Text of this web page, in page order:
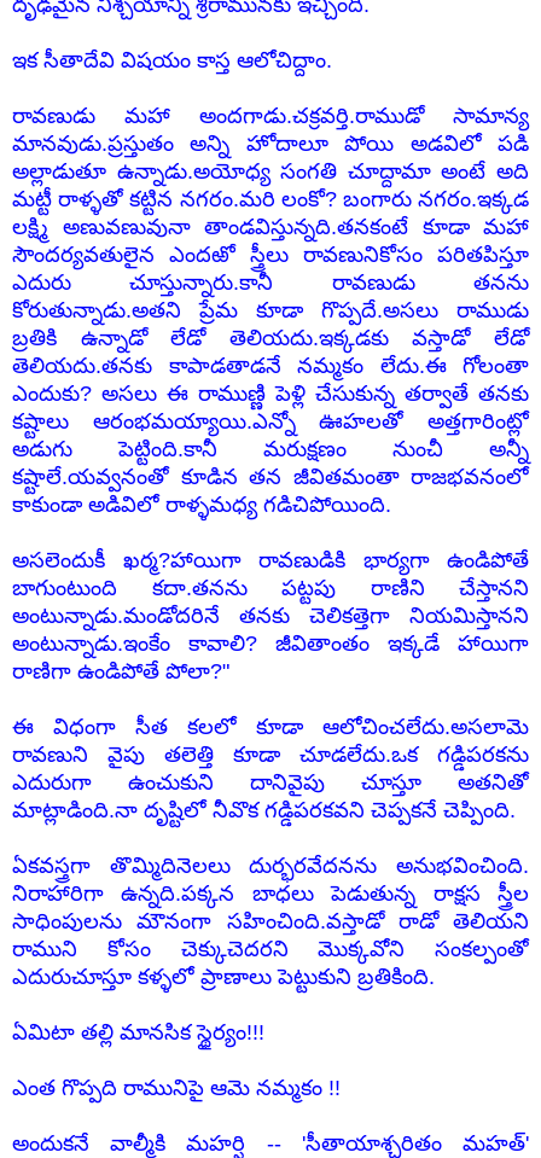
దృఢమైన నిశ్చయాన్ని శ్రీరామునకు ఇచ్చింది.
ఇక సీతాదేవి విషయం కాస్త ఆలోచిద్దాం.
రావణుడు మహా అందగాడు.చక్రవర్తి.రాముడో సామాన్య
మానవుడు.ప్రస్తుతం అన్ని హోదాలూ పోయి అడవిలో పడి
అల్లాడుతూ ఉన్నాడు.అయోధ్య సంగతి చూద్దామా అంటే అది
మట్టీ రాళ్ళతో కట్టిన నగరం.మరి లంకో? బంగారు నగరం.ఇక్కడ
లక్ష్మి అణువణువునా తాండవిస్తున్నది.తనకంటే కూడా మహా
సౌందర్యవతులైన ఎందఱో స్త్రీలు రావణునికోసం పరితపిస్తూ
ఎదురు చూస్తున్నారు.కానీ రావణుడు తనను
కోరుతున్నాడు.అతని ప్రేమ కూడా గొప్పదే.అసలు రాముడు
బ్రతికి ఉన్నాడో లేడో తెలియదు.ఇక్కడకు వస్తాడో లేడో
తెలియదు.తనకు కాపాడతాడనే నమ్మకం లేదు.ఈ గోలంతా
ఎందుకు? అసలు ఈ రాముణ్ణి పెళ్లి చేసుకున్న తర్వాతే తనకు
కష్టాలు ఆరంభమయ్యాయి.ఎన్నో ఊహలతో అత్తగారింట్లో
అడుగు పెట్టింది.కానీ మరుక్షణం నుంచీ అన్నీ
కష్టాలే.యవ్వనంతో కూడిన తన జీవితమంతా రాజభవనంలో
కాకుండా అడివిలో రాళ్ళమధ్య గడిచిపోయింది.
అసలెందుకీ ఖర్మ?హాయిగా రావణుడికి భార్యగా ఉండిపోతే
బాగుంటుంది కదా.తనను పట్టపు రాణిని చేస్తానని
అంటున్నాడు.మండోదరినే తనకు చెలికత్తెగా నియమిస్తానని
అంటున్నాడు.ఇంకేం కావాలి? జీవితాంతం ఇక్కడే హాయిగా
రాణిగా ఉండిపోతే పోలా?"
ఈ విధంగా సీత కలలో కూడా ఆలోచించలేదు.అసలామె
రావణుని వైపు తలెత్తి కూడా చూడలేదు.ఒక గడ్డిపరకను
ఎదురుగా ఉంచుకుని దానివైపు చూస్తూ అతనితో
మాట్లాడింది.నా దృష్టిలో నీవొక గడ్డిపరకవని చెప్పకనే చెప్పింది.
ఏకవస్త్రగా తొమ్మిదినెలలు దుర్భరవేదనను అనుభవించింది.
నిరాహారిగా ఉన్నది.పక్కన బాధలు పెడుతున్న రాక్షస స్త్రీల
సాధింపులను మౌనంగా సహించింది.వస్తాడో రాడో తెలియని
రాముని కోసం చెక్కుచెదరని మొక్కవోని సంకల్పంతో
ఎదురుచూస్తూ కళ్ళలో ప్రాణాలు పెట్టుకుని బ్రతికింది.
ఏమిటా తల్లి మానసిక స్థైర్యం!!!
ఎంత గొప్పది రామునిపై ఆమె నమ్మకం !!
అందుకనే వాల్మీకి మహర్షి -- 'సీతాయాశ్చరితం మహత్'